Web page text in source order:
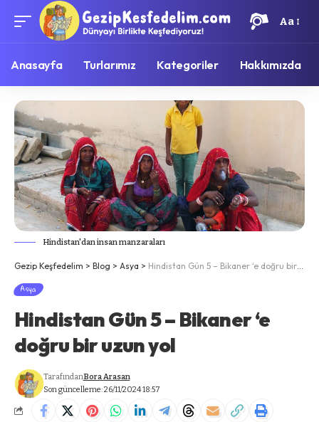
Aa
Anasayfa Turlarımız Kategoriler Hakkımızda
Hindistan'dan insan manzaraları
Gezip Keşfedelim > Blog > Asya > Hindistan Gün 5 – Bikaner ‘e doğru bir uzun yol
Asya
Hindistan Gün 5 – Bikaner ‘e
doğru bir uzun yol
Son güncelleme: 26/11/2024 18:57
TarafındanBora Arasan